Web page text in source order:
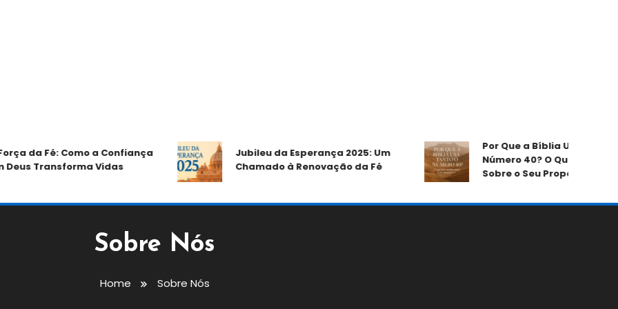
da Fé: Como a Confiança
Transforma Vidas
Jubileu da Esperança 2025: Um
Chamado à Renovação da Fé
Por Que a Bíblia Usa Tanto o
Número 40? O Que Isso
Sobre o Seu Propósito?
Sobre Nós
Home Sobre Nós